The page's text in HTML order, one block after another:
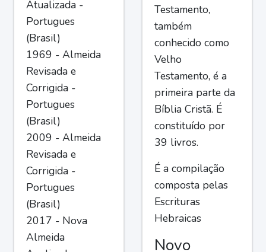
Atualizada -
Portugues
(Brasil)
1969 - Almeida
Revisada e
Corrigida -
Portugues
(Brasil)
2009 - Almeida
Revisada e
Corrigida -
Portugues
(Brasil)
2017 - Nova
Almeida
Testamento,
também
conhecido como
Velho
Testamento, é a
primeira parte da
Bíblia Cristã. É
constituído por
39 livros.
É a compilação
composta pelas
Escrituras
Hebraicas
Novo